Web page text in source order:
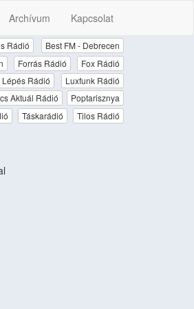
Archívum Kapcsolat
Rádió
Best FM - Debrecen
Forrás Rádió
Fox Rádió
Lépés Rádió
Luxfunk Rádió
Aktuál Rádió
Poptarisznya
Táskarádió Tilos Rádió